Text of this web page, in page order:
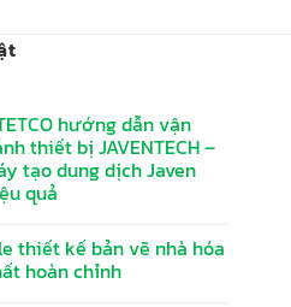
hướng dẫn vận
thiết bị JAVENTECH –
tạo dung dịch Javen
quả
thiết kế bản vẽ nhà hóa
hoàn chỉnh